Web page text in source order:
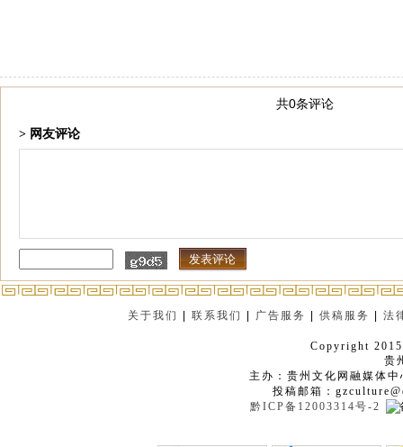
共0条评论
> 网友评论
关于我们 |联系我们 广告服务 |供稿服务 |法
Copyright
贵
主办：贵州文化网融媒体
投稿邮箱：
黔ICP备12003314号-2